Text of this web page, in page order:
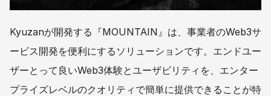
Kyuzanが開発する『MOUNTAIN』は、事業者のWeb3サ
ービス開発を便利にするソリューションです。エンドユー
ザーとって良いWeb3体験とユーザビリティを、エンター
プライズレベルのクオリティで簡単に提供できることが特